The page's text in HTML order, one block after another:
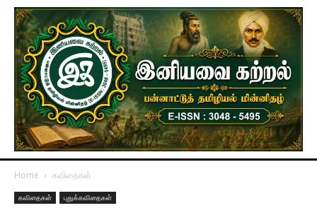
Home கவிதைகள்
கவிதைகள் புதுக்கவிதைகள்